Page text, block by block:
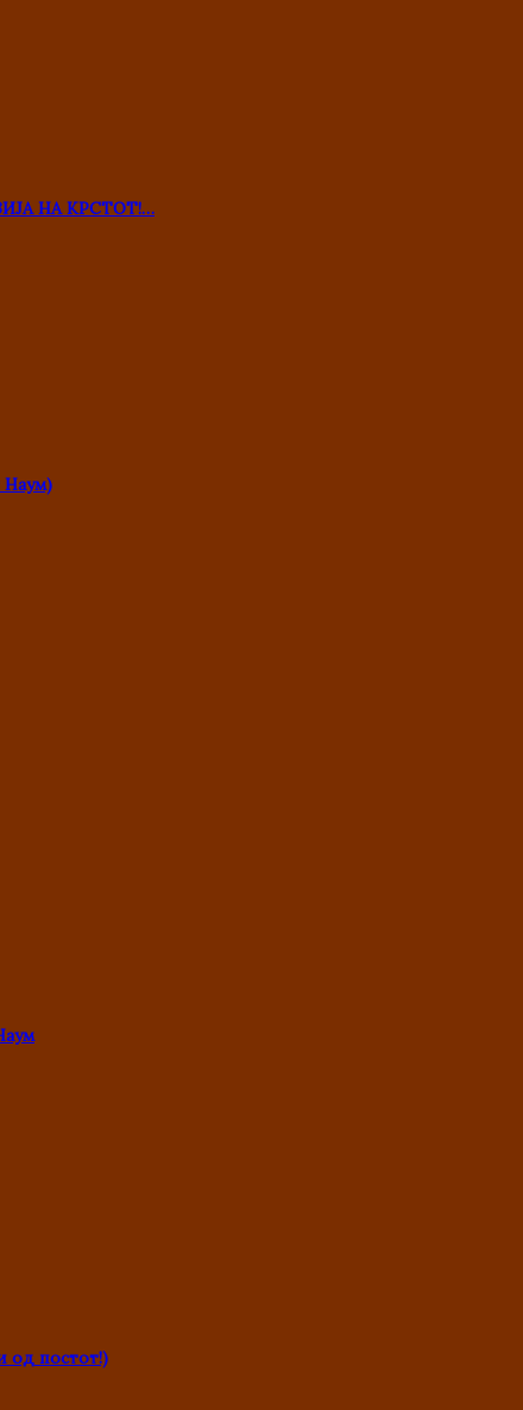
НА КРСТОТ!…
постот!)